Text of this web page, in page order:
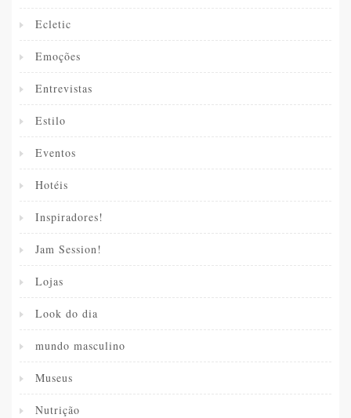
Ecletic
Emoções
Entrevistas
Estilo
Eventos
Hotéis
Inspiradores!
Jam Session!
Lojas
Look do dia
mundo masculino
Museus
Nutrição